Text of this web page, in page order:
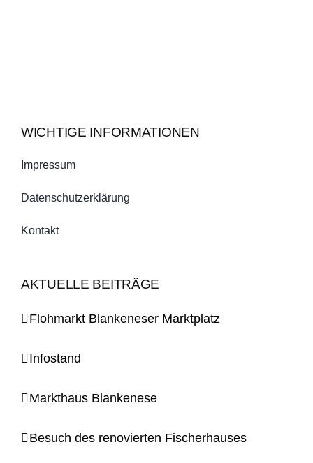
WICHTIGE INFORMATIONEN
Impressum
Datenschutzerklärung
Kontakt
AKTUELLE BEITRÄGE
Flohmarkt Blankeneser Marktplatz
Infostand
Markthaus Blankenese
Besuch des renovierten Fischerhauses